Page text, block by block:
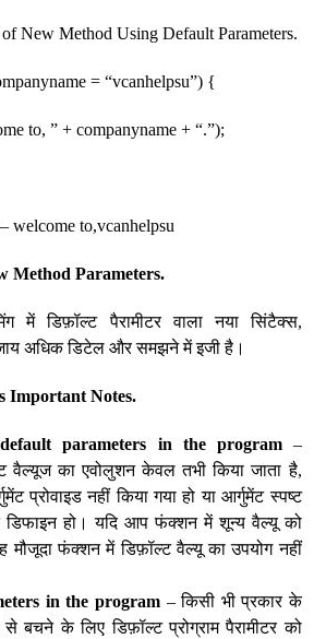
New Method Using Default Parameters.
= “vcanhelpsu”) {
to, ” + companyname + “.”);
welcome to,vcanhelpsu
Method Parameters.
में डिफ़ॉल्ट पैरामीटर वाला नया सिंटैक्स,
अधिक डिटेल और समझने में इजी है।
Important Notes.
parameters in the program–
वैल्यूज का एवोलुशन केवल तभी किया जाता है,
प्रोवाइड नहीं किया गया हो या आर्गुमेंट स्पष्ट
डिफाइन हो। यदि आप फंक्शन में शून्य वैल्यू को
मौजूदा फंक्शन में डिफ़ॉल्ट वैल्यू का उपयोग नहीं
in the program – किसी भी प्रकार के
से बचने के लिए डिफ़ॉल्ट प्रोग्राम पैरामीटर को